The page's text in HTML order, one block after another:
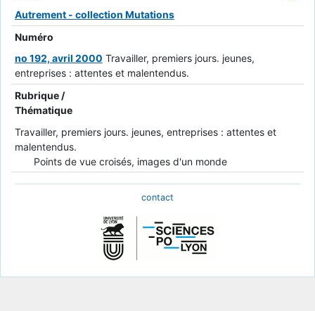
Autrement - collection Mutations
Numéro
no 192, avril 2000 Travailler, premiers jours. jeunes,
entreprises : attentes et malentendus.
Rubrique /
Thématique
Travailler, premiers jours. jeunes, entreprises : attentes et
malentendus.
Points de vue croisés, images d'un monde
contact